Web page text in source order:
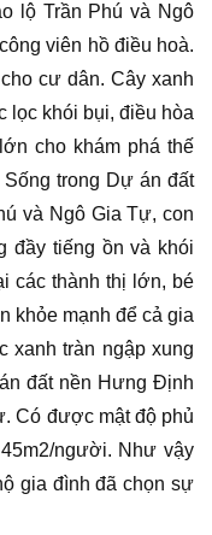
lộ Trần Phú và Ngô
viên hồ điều hoà.
cư dân. Cây xanh
lọc khói bụi, điều hòa
cho khám phá thế
trong Dự án đất
và Ngô Gia Tự, con
đầy tiếng ồn và khói
các thành thị lớn, bé
khỏe mạnh để cả gia
xanh tràn ngập xung
đất nền Hưng Định
Có được mật độ phủ
người. Như vậy
gia đình đã chọn sự